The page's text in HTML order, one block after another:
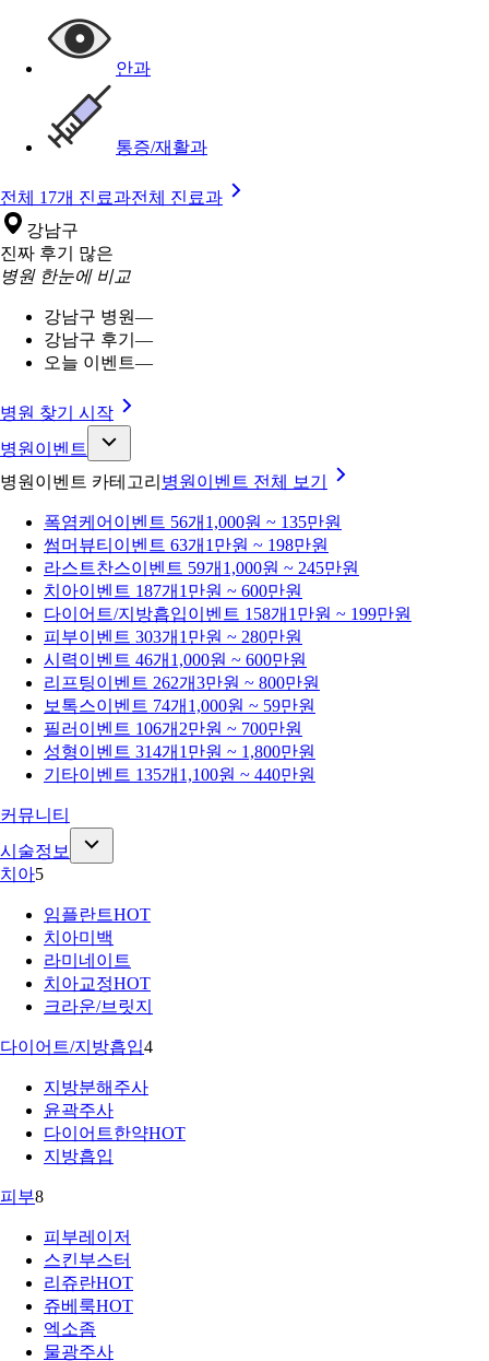
안과
통증/재활과
전체 17개 진료과전체 진료과
강남구
진짜 후기 많은
병원 한눈에 비교
강남구 병원—
강남구 후기 —
오늘 이벤트—
병원 찾기 시작
병원이벤트
병원이벤트 카테고리 병원이벤트 전체 보기
폭염케어 이벤트 56개 1,000원 ~ 135만원
썸머뷰티 이벤트 63개 1만원 ~ 198만원
라스트찬스이벤트 59개 1,000원 ~ 245만원
치아이벤트 187개 1만원 ~ 600만원
다이어트/지방흡입이벤트 158개 1만원 ~ 199만원
피부이벤트 303개 1만원 ~ 280만원
시력이벤트 46개 1,000원 ~ 600만원
리프팅이벤트 262개3만원 ~ 800만원
보톡스이벤트 74개 1,000원 ~ 59만원
필러 이벤트 106개 2만원 ~ 700만원
성형이벤트 314개 1만원 ~ 1,800만원
기타이벤트 135개 1,100원 ~ 440만원
커뮤니티
시술정보
치아5
임플란트HOT
치아미백
라미네이트
치아교정HOT
크라운/브릿지
다이어트/지방흡입4
지방분해주사
윤곽주사
다이어트한약HOT
지방흡입
피부8
피부레이저
스킨부스터
리쥬란HOT
쥬베룩HOT
엑소좀
물광주사